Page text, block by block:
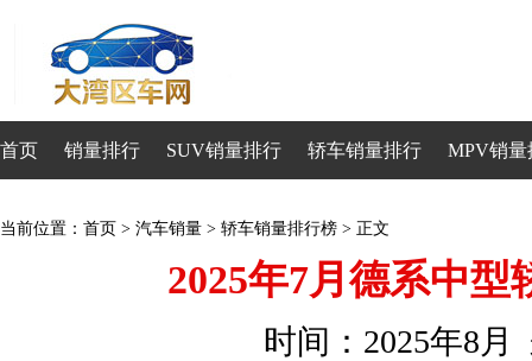
首页 销量排行 SUV销量排行 轿车销量排行 MPV销量
当前位置： 首页 > 汽车销量 > 轿车销量排行榜 > 正文
2025年7月德系中型
时间：2025年8